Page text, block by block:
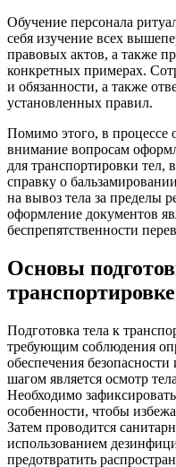
Обучение персонала
себя изучение всех
правовых актов, а также
конкретных примерах.
и обязанности, а также
установленных правил.
Помимо этого, в процессе
внимание вопросам
для транспортировки тел,
справку о
на вывоз тела за пределы
оформление документов
беспрепятственности
Основы
транспортировке
Подготовка тела к
требующим соблюдения
обеспечения
шагом является осмотр
Необходимо
особенности, чтобы
Затем проводится
использованием
предотвратить